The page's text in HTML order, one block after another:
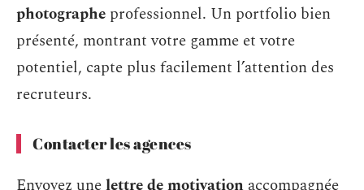
photographe professionnel. Un portfolio bien
présenté, montrant votre gamme et votre
potentiel, capte plus facilement l’attention des
recruteurs.
Contacter les agences
Envoyez unelettre de motivation accompagnée